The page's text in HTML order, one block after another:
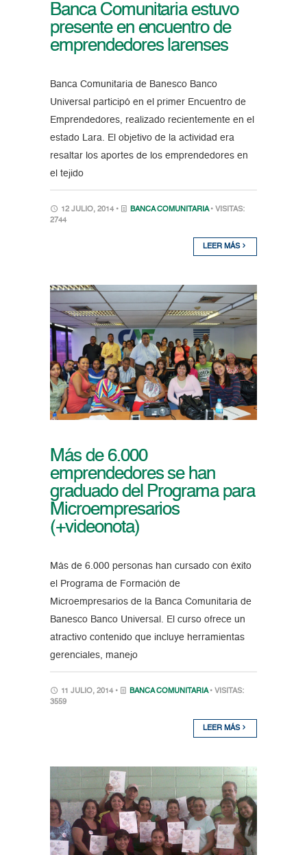
Banca Comunitaria estuvo
presente en encuentro de
emprendedores larenses
Banca Comunitaria de Banesco Banco
Universal participó en el primer Encuentro de
Emprendedores, realizado recientemente en el
estado Lara. El objetivo de la actividad era
resaltar los aportes de los emprendedores en
el tejido
12 JULIO, 2014 • BANCA COMUNITARIA • VISITAS:
2744
LEER MÁS
Más de 6.000
emprendedores se han
graduado del Programa para
Microempresarios
(+videonota)
Más de 6.000 personas han cursado con éxito
el Programa de Formación de
Microempresarios de la Banca Comunitaria de
Banesco Banco Universal. El curso ofrece un
atractivo contenido que incluye herramientas
gerenciales, manejo
11 JULIO, 2014 • BANCA COMUNITARIA • VISITAS:
3559
LEER MÁS